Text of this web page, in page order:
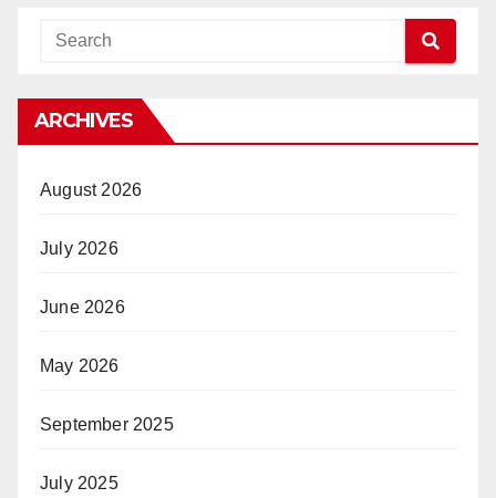
ARCHIVES
August 2026
July 2026
June 2026
May 2026
September 2025
July 2025